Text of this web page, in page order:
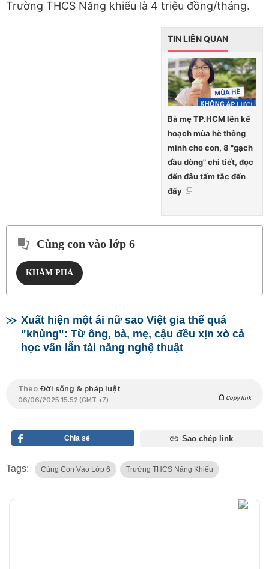
Trường THCS Năng khiếu là 4 triệu đồng/tháng.
TIN LIÊN QUAN
Bà mẹ TP.HCM lên kế
hoạch mùa hè thông
minh cho con, 8 "gạch
đầu dòng" chi tiết, đọc
đến đâu tấm tắc đến
đấy
Cùng con vào lớp 6
KHÁM PHÁ
Xuất hiện một ái nữ sao Việt gia thế quá
"khủng": Từ ông, bà, mẹ, cậu đều xịn xò cả
học vấn lẫn tài năng nghệ thuật
Theo Đời sống & pháp luật
06/06/2025 15:52 (GMT +7) Copy link
Chia sẻ Sao chép link
Tags: Cùng Con Vào Lớp 6 Trường THCS Năng Khiếu